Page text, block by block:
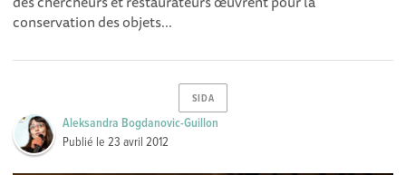
conservation des objets...
SIDA
Aleksandra Bogdanovic-Guillon
Publié le23 avril 2012